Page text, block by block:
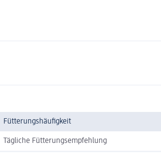
Fütterungshäufigkeit
Tägliche Fütterungsempfehlung